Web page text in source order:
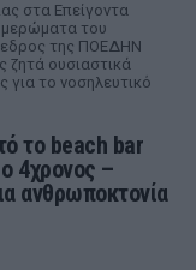
στα Επείγοντα
του
της ΠΟΕΔΗΝ
ζητά ουσιαστικά
για το νοσηλευτικό
το beach bar
4χρονος –
ανθρωποκτονία